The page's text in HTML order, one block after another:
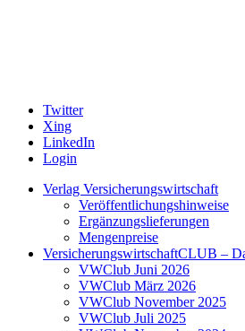
Twitter
Xing
LinkedIn
Login
Verlag Versicherungswirtschaft
Veröffentlichungshinweise
Ergänzungslieferungen
Mengenpreise
VersicherungswirtschaftCLUB –
VWClub Juni 2026
VWClub März 2026
VWClub November 2025
VWClub Juli 2025